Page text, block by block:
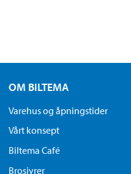
OM BILTEMA
Varehus og åpningstider
Vårt konsept
Biltema Café
Brosjyrer